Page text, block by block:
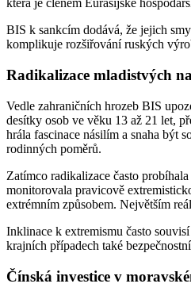
která je členem Eurasijské
BIS k sankcím dodává, že jejich
komplikuje rozšiřování ruských
Radikalizace mladistvých
Vedle zahraničních hrozeb BIS
desítky osob ve věku 13 až 21 let,
hrála fascinace násilím a snaha být
rodinných poměrů.
Zatímco radikalizace často
monitorovala pravicově
extrémním způsobem. Největším
Inklinace k extremismu často
krajních případech také
Čínská investice v